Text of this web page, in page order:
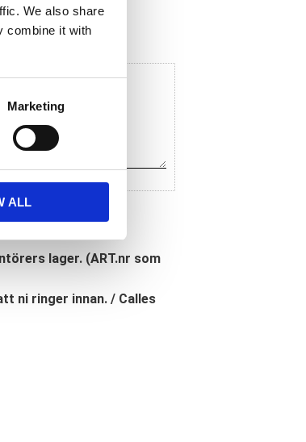
We also share
combine it with
Marketing
ALL
lager. (ART.nr som
ni ringer innan. / Calles